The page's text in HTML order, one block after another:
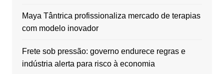
Maya Tântrica profissionaliza mercado de terapias
com modelo inovador
Frete sob pressão: governo endurece regras e
indústria alerta para risco à economia